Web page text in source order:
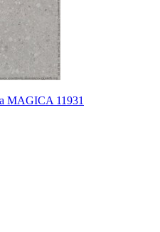
MAGICA 11931